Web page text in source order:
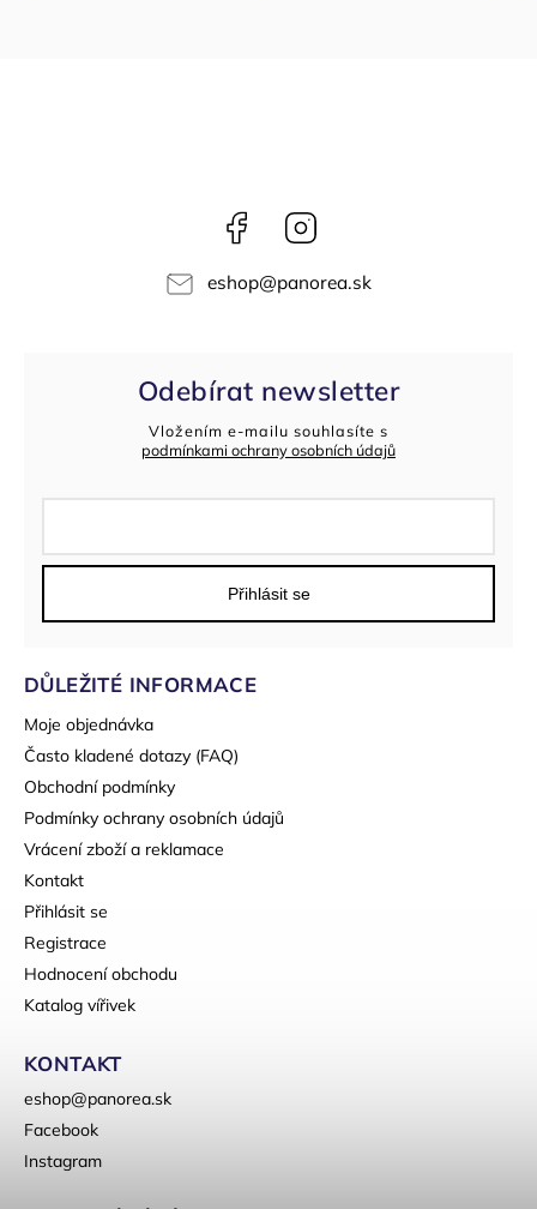
Facebook
eshop@panorea.sk
Odebírat newsletter
Vložením e-mailu souhlasíte s
podmínkami ochrany osobních údajů
Přihlásit se
DŮLEŽITÉ INFORMACE
Moje objednávka
Často kladené dotazy (FAQ)
Obchodní podmínky
Podmínky ochrany osobních údajů
Vrácení zboží a reklamace
Kontakt
Přihlásit se
Registrace
Hodnocení obchodu
Katalog vířivek
KONTAKT
eshop@panorea.sk
Facebook
Instagram